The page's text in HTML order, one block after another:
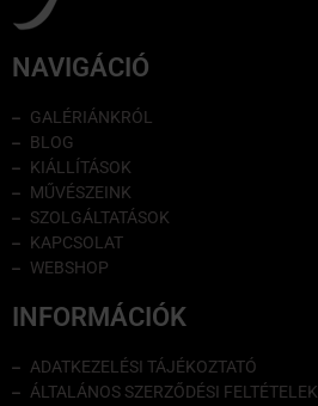
NAVIGÁCIÓ
GALÉRIÁNKRÓL
BLOG
KIÁLLÍTÁSOK
MŰVÉSZEINK
SZOLGÁLTATÁSOK
KAPCSOLAT
WEBSHOP
INFORMÁCIÓK
ADATKEZELÉSI TÁJÉKOZTATÓ
ÁLTALÁNOS SZERZŐDÉSI FELTÉTELEK